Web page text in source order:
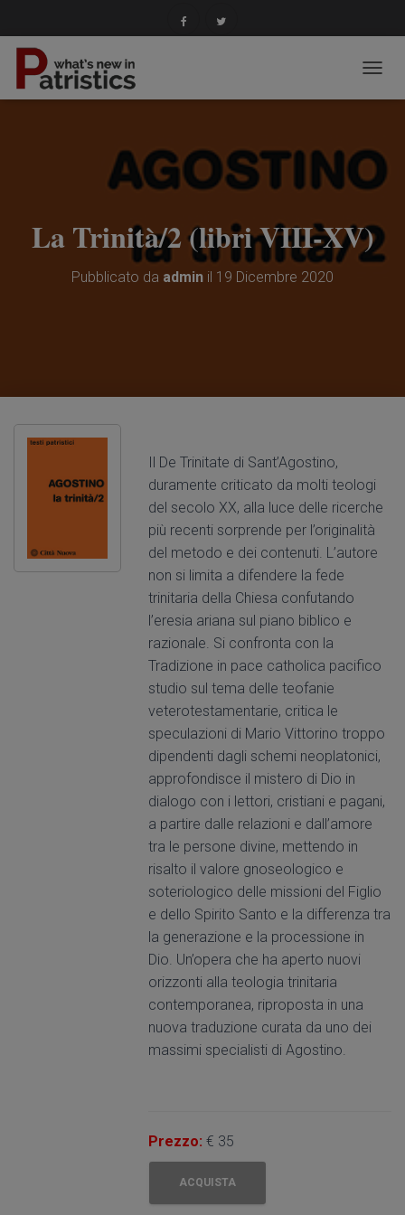
A
G
A
Z
N
E
La Trinità/2 (libri VIII-XV)
Pubblicato da admin il 19 Dicembre 2020
Il De Trinitate di Sant’Agostino,
duramente criticato da molti teologi
del secolo XX, alla luce delle ricerche
più recenti sorprende per l’originalità
del metodo e dei contenuti. L’autore
non si limita a difendere la fede
trinitaria della Chiesa confutando
l’eresia ariana sul piano biblico e
razionale. Si confronta con la
Tradizione in pace catholica pacifico
studio sul tema delle teofanie
veterotestamentarie, critica le
speculazioni di Mario Vittorino troppo
dipendenti dagli schemi neoplatonici,
approfondisce il mistero di Dio in
dialogo con i lettori, cristiani e pagani,
a partire dalle relazioni e dall’amore
tra le persone divine, mettendo in
risalto il valore gnoseologico e
soteriologico delle missioni del Figlio
e dello Spirito Santo e la differenza tra
la generazione e la processione in
Dio. Un’opera che ha aperto nuovi
orizzonti alla teologia trinitaria
contemporanea, riproposta in una
nuova traduzione curata da uno dei
massimi specialisti di Agostino.
Prezzo:€ 35
ACQUISTA